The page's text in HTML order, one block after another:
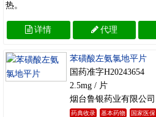
热。
详情 代理
苯磺酸左氨氯地平片
国药准字H20243654
2.5mg / 片
烟台鲁银药业有限公司
药典收录 基本药物 国家医保